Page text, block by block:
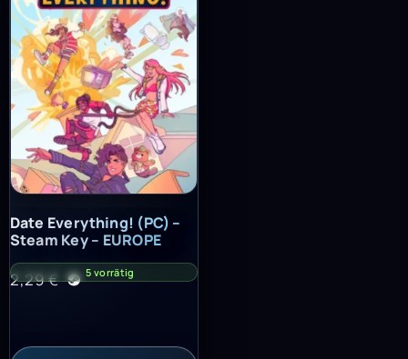
Date Everything! (PC) – Steam Key – EUROPE
Date Everything! (PC) –
Steam Key – EUROPE
2,29€ 5 vorrätig